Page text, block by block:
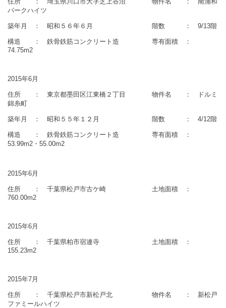
パークハイツ
築年月 ： 昭和５６年６月 階数 ： 9/13階
構造 ： 鉄骨鉄筋コンクリート造 専有面積 ：
74.75m2
2015年6月
住所 ： 東京都墨田区江東橋２丁目 物件名 ： ドルミ
錦糸町
築年月 ： 昭和５５年１２月 階数 ： 4/12階
構造 ： 鉄骨鉄筋コンクリート造 専有面積 ：
53.99m2・55.00m2
2015年6月
住所 ： 千葉県松戸市古ケ崎 土地面積 ：
760.00m2
2015年6月
住所 ： 千葉県柏市宿連寺 土地面積 ：
155.23m2
2015年7月
住所 ： 千葉県松戸市新松戸北 物件名 ： 新松戸
ファミールハイツ